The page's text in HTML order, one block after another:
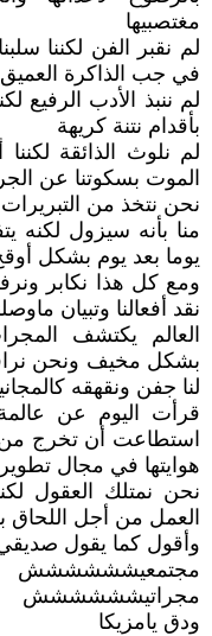
مغتصبيها
لم نقبر الفن لكننا
في جب الذاكرة العميق
لم ننبذ الأدب الرفيع
بأقدام نتنة كريهة
لم نلوث الذائقة
الموت بسكوتنا عن
نحن نتخذ من
منا بأنه سيزول لكنه
يوما بعد يوم بشكل
ومع كل هذا نكابر
نقد أفعالنا وتبيان
العالم يكتشف
بشكل مخيف ونحن
لنا جفن ونقهقه
قرأت اليوم عن
استطاعت أن تخرج من
هوايتها في مجال تطوير
نحن نمتلك العقول
العمل من أجل اللحاق
وأقول كما يقول
مجتمعيشششششش
مجراتيشششششش
ودق يامزيكا